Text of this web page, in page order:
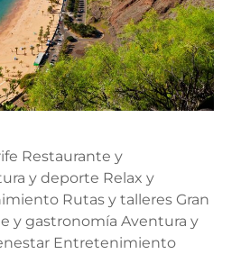
Restaurante y
y deporte Relax y
Rutas y talleres Gran
y gastronomía Aventura y
Entretenimiento